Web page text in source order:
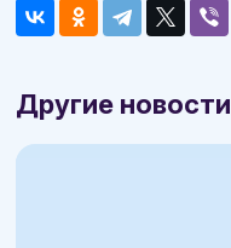
Другие новости